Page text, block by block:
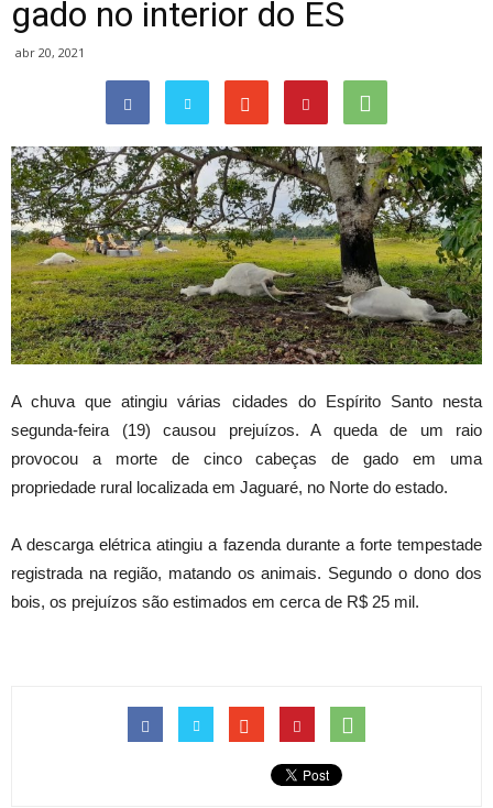
gado no interior do ES
abr 20, 2021
A chuva que atingiu várias cidades do Espírito Santo nesta
segunda-feira (19) causou prejuízos. A queda de um raio
provocou a morte de cinco cabeças de gado em uma
propriedade rural localizada em Jaguaré, no Norte do estado.
A descarga elétrica atingiu a fazenda durante a forte tempestade
registrada na região, matando os animais. Segundo o dono dos
bois, os prejuízos são estimados em cerca de R$ 25 mil.